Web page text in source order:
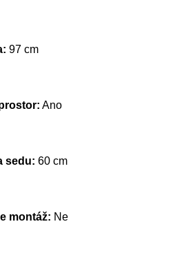
97 cm
Ano
sedu: 60 cm
montáž: Ne